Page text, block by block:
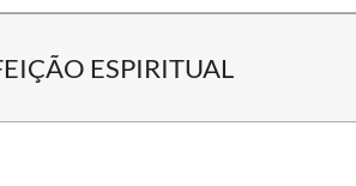
ESPIRITUAL